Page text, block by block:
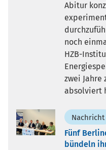
Abitur
noch
HZB-
zwei Jahre
absolviert
Nachricht
Fünf
bündeln